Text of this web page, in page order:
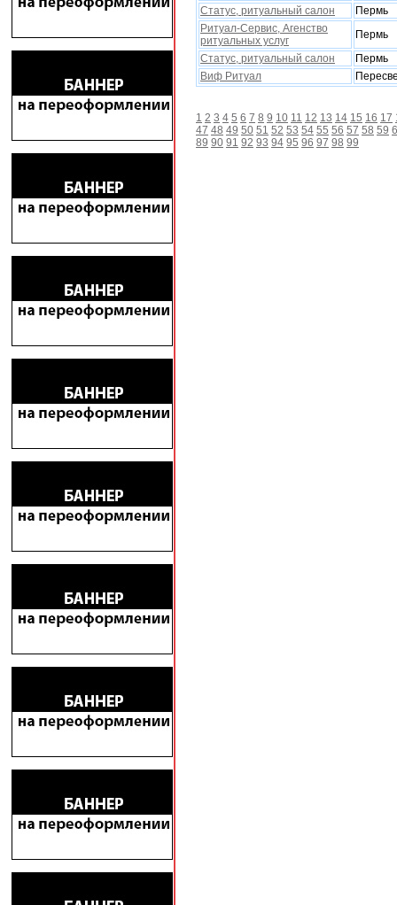
Статус, ритуальный салон
Пермь
Ритуал-Сервис, Агенство
ритуальныx услуг
Пермь
Статус, ритуальный салон
Пермь
Виф Ритуал
1 2 3 4 5 6 7 8 9 10 11 12 13 14 15 16 17
47 48 49 50 51 52 53 54 55 56 57 58 59
89 90 91 92 93 94 95 96 97 98 99